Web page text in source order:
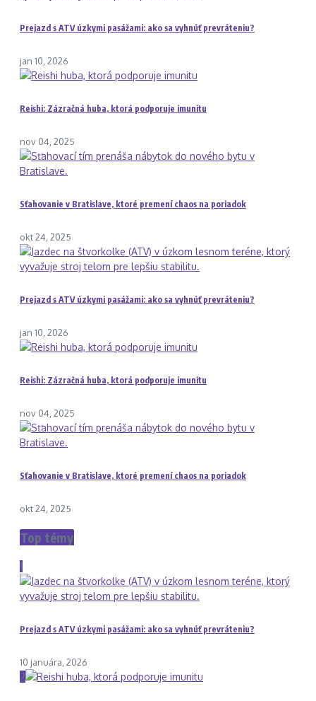
Prejazd s ATV úzkymi pasážami: ako sa vyhnúť prevráteniu?
jan 10, 2026
Reishi: Zázračná huba, ktorá podporuje imunitu
nov 04, 2025
Sťahovanie v Bratislave, ktoré premení chaos na poriadok
okt 24, 2025
Prejazd s ATV úzkymi pasážami: ako sa vyhnúť prevráteniu?
jan 10, 2026
Reishi: Zázračná huba, ktorá podporuje imunitu
nov 04, 2025
Sťahovanie v Bratislave, ktoré premení chaos na poriadok
okt 24, 2025
Top témy
1
Prejazd s ATV úzkymi pasážami: ako sa vyhnúť prevráteniu?
10 januára, 2026
2